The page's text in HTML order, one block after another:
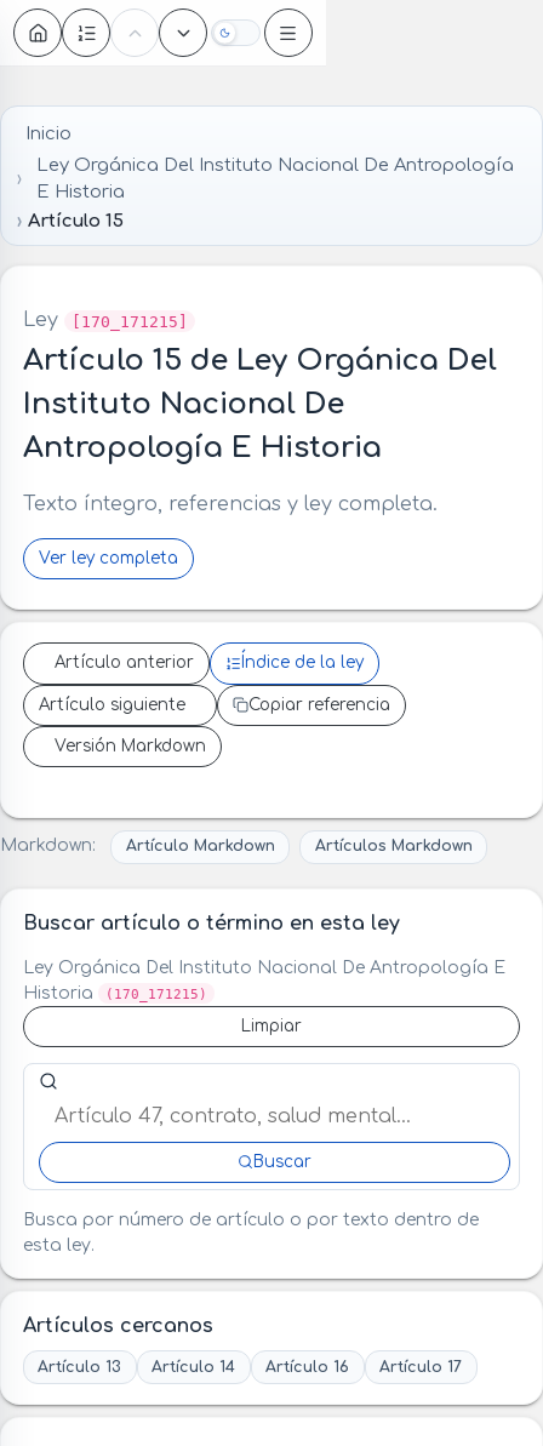
Oscuro
Inicio
Ley Orgánica Del Instituto Nacional De Antropología
E Historia
Artículo 15
Ley [170_171215]
Artículo 15 de Ley Orgánica Del
Instituto Nacional De
Antropología E Historia
Texto íntegro, referencias y ley completa.
Ver ley completa
Artículo anterior Índice de la ley
Artículo siguiente Copiar referencia
Versión Markdown
Markdown: Artículo Markdown Artículos Markdown
Buscar artículo o término en esta ley
Ley Orgánica Del Instituto Nacional De Antropología E
Historia
(170_171215)
Limpiar
Buscar artículo o término en esta ley
Buscar
Busca por número de artículo o por texto dentro de
esta ley.
Artículos cercanos
Artículo 13 Artículo 14 Artículo 16 Artículo 17